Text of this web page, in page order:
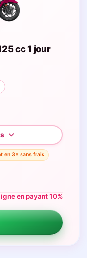
cc 1 jour
en 3× sans frais
en payant 10%